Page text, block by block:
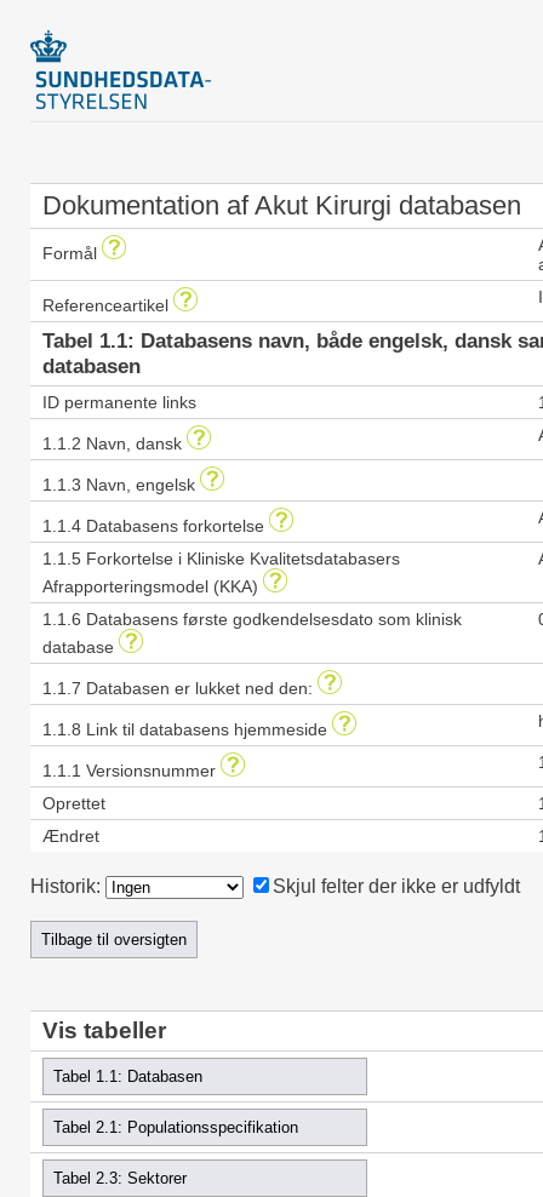
Dokumentation af Akut Kirurgi databasen
Formål
Referenceartikel
Tabel 1.1: Databasens navn, både engelsk, dansk
databasen
ID permanente links
1.1.2 Navn, dansk
1.1.3 Navn, engelsk
1.1.4 Databasens forkortelse
1.1.5 Forkortelse i Kliniske Kvalitetsdatabasers
Afrapporteringsmodel (KKA)
1.1.6 Databasens første godkendelsesdato som klinisk
database
1.1.7 Databasen er lukket ned den:
1.1.8 Link til databasens hjemmeside
1.1.1 Versionsnummer
Oprettet
Ændret
Historik: Skjul felter der ikke er udfyldt
Vis tabeller
Tabel 1.1: Databasen
Tabel 2.1: Populationsspecifikation
Tabel 2.3: Sektorer